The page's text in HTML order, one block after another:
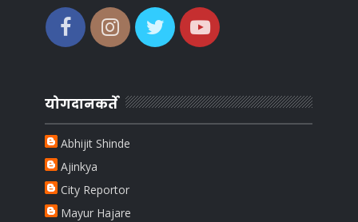
योगदानकर्ते
Abhijit Shinde
Ajinkya
City Reportor
Mayur Hajare